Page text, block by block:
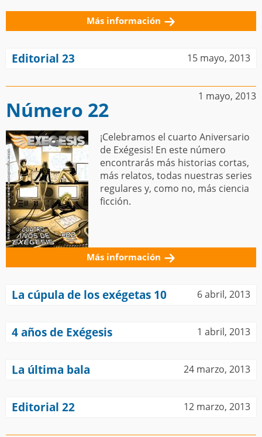
Más información
Editorial 23 15 mayo, 2013
Número 22
1 mayo, 2013
¡Celebramos el cuarto Aniversario
de Exégesis! En este número
encontrarás más historias cortas,
más relatos, todas nuestras series
regulares y, como no, más ciencia
ficción.
Más información
La cúpula de los exégetas 10 6 abril, 2013
4 años de Exégesis 1 abril, 2013
La última bala 24 marzo, 2013
Editorial 22 12 marzo, 2013